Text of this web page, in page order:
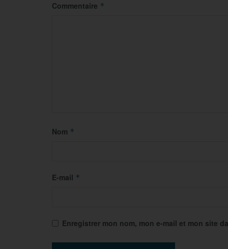
Commentaire *
Nom *
E-mail *
Enregistrer mon nom, mon e-mail et mon site